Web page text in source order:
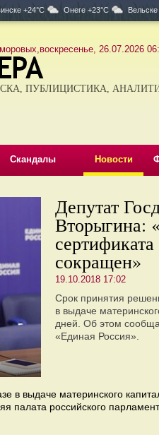
+24°C Онеге +23°C Вельске
26.07.2026
ПУБЛИЦИСТИКА,
Скандалы Новости
Депутат
Вторыгина:
сокращен»
19.10.2018 17:02
Срок принятия
в выдаче
дней. Об этом
«Единая Россия».
в выдаче материнского
палата российского